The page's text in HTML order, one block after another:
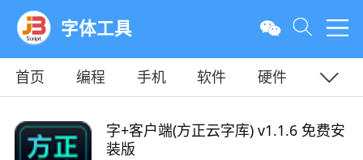
字体工具
首页 编程 手机 软件
硬件
字+客户端(方正云字库) v1.1.6 免费安
装版